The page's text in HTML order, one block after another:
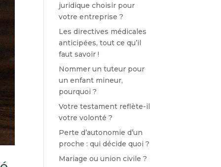
juridique choisir pour
votre entreprise ?
Les directives médicales
anticipées, tout ce qu’il
faut savoir !
Nommer un tuteur pour
un enfant mineur,
pourquoi ?
Votre testament reflète-il
votre volonté ?
Perte d’autonomie d’un
proche : qui décide quoi ?
Mariage ou union civile ?